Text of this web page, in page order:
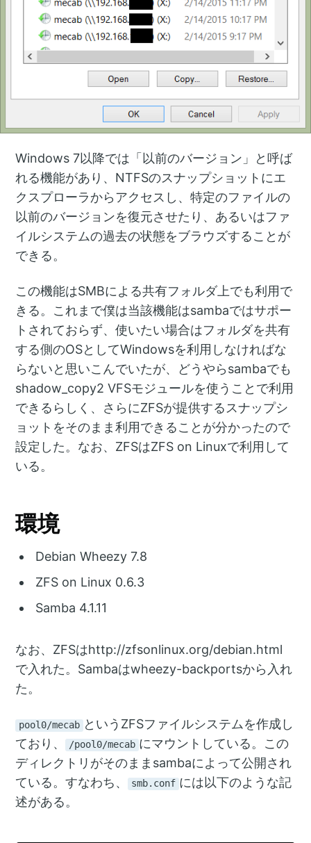
Windows 7以降では「以前のバージョン」と呼ば
れる機能があり、NTFSのスナップショットにエ
クスプローラからアクセスし、特定のファイルの
以前のバージョンを復元させたり、あるいはファ
イルシステムの過去の状態をブラウズすることが
できる。
この機能はSMBによる共有フォルダ上でも利用で
きる。これまで僕は当該機能はsambaではサポー
トされておらず、使いたい場合はフォルダを共有
する側のOSとしてWindowsを利用しなければな
らないと思いこんでいたが、どうやらsambaでも
shadow_copy2 VFSモジュールを使うことで利用
できるらしく、さらにZFSが提供するスナップシ
ョットをそのまま利用できることが分かったので
設定した。なお、ZFSはZFS on Linuxで利用して
いる。
環境
Debian Wheezy 7.8
ZFS on Linux 0.6.3
Samba 4.1.11
なお、ZFSはhttp://zfsonlinux.org/debian.html
で入れた。Sambaはwheezy-backportsから入れ
た。
pool0/mecab というZFSファイルシステムを作成し
ており、 /pool0/mecab にマウントしている。この
ディレクトリがそのままsambaによって公開され
ている。すなわち、 smb.conf には以下のような記
述がある。